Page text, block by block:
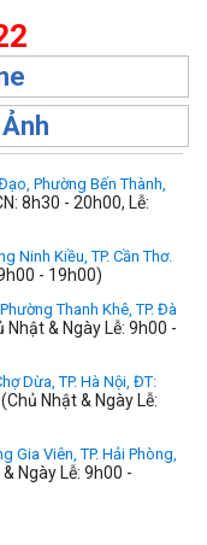
Phường Bến Thành,
8h30 - 20h00, Lễ:
Ninh Kiều, TP. Cần Thơ.
- 19h00)
Thanh Khê, TP. Đà
Nhật & Ngày Lễ: 9h00 -
Dừa, TP. Hà Nội, ĐT:
Nhật & Ngày Lễ:
Gia Viên, TP. Hải Phòng,
Ngày Lễ: 9h00 -